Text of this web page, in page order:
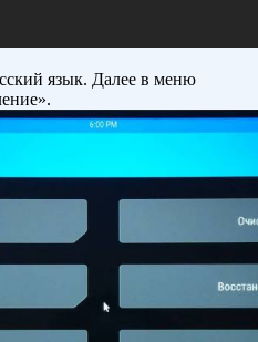
язык. Далее в меню